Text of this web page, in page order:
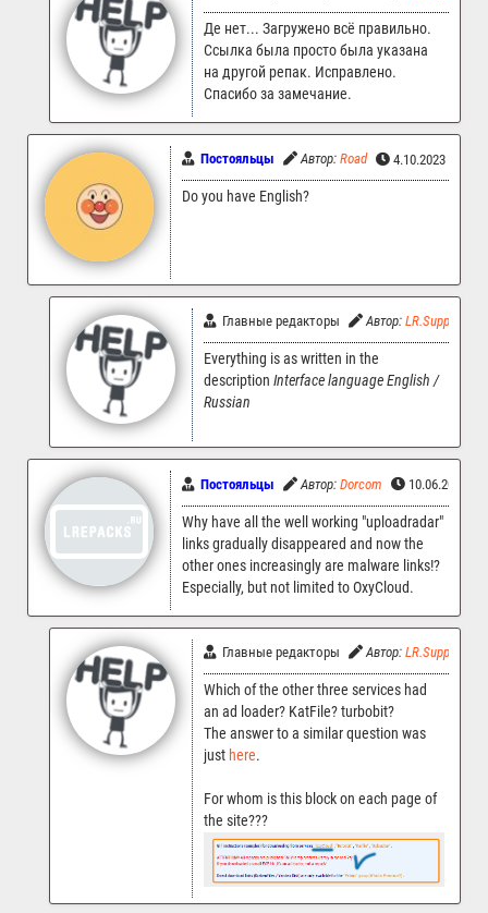
Де нет... Загружено всё правильно.
Ссылка была просто была указана
на другой репак. Исправлено.
Спасибо за замечание.
Постояльцы Автор: Road 4.10.2023 14:18
Do you have English?
Главные редакторы Автор: LR.Support
Everything is as written in the
description Interface language English /
Russian
Постояльцы Автор: Dorcom 10.06.2023
Why have all the well working "uploadradar"
links gradually disappeared and now the
other ones increasingly are malware links!?
Especially, but not limited to OxyCloud.
Главные редакторы Автор: LR.Support
Which of the other three services had
an ad loader? KatFile? turbobit?
The answer to a similar question was
just here.
For whom is this block on each page of
the site???